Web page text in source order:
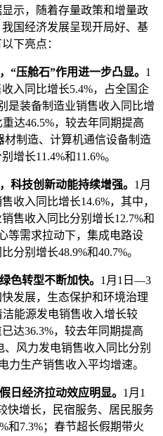
示，随着存量政策和增量政
国经济发展呈现开局好、基
下亮点：
“压舱石”作用进一步凸显。 1
入同比增长5.4%，占全国企
是装备制造业销售收入同比增
达46.5%，较去年同期提高
材制造、计算机通信设备制造
增长11.4%和11.6%。
科技创新动能持续增强。 1月
收入同比增长14.6%，其中，
售收入同比分别增长12.7%和
等需求拉动下，集成电路设
分别增长48.9%和40.7%。
色转型不断加快。 1月1日—3
发展，生态保护和环境治理
能源发电销售收入增长较
达36.3%，较去年同期提高
风力发电销售收入同比分别
力生产销售收入平均增速。
日经济拉动效应明显。 1月1
快增长，民宿服务、居民服务
和7.3%；春节超长假期带火